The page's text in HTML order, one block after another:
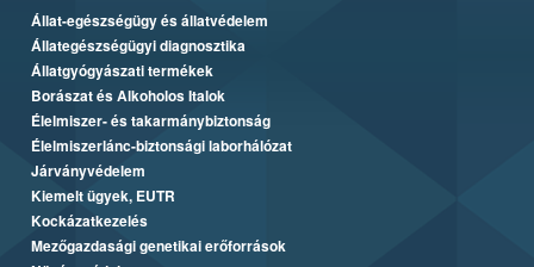
Állat-egészségügy és állatvédelem
Állategészségügyi diagnosztika
Állatgyógyászati termékek
Borászat és Alkoholos Italok
Élelmiszer- és takarmánybiztonság
Élelmiszerlánc-biztonsági laborhálózat
Járványvédelem
Kiemelt ügyek, EUTR
Kockázatkezelés
Mezőgazdasági genetikai erőforrások